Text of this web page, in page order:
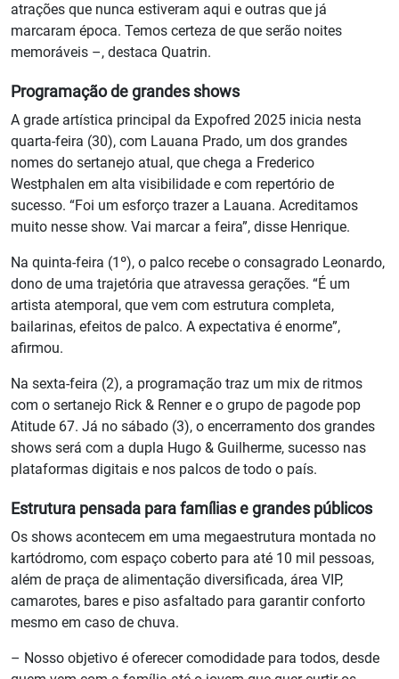
atrações que nunca estiveram aqui e outras que já
marcaram época. Temos certeza de que serão noites
memoráveis –, destaca Quatrin.
Programação de grandes shows
A grade artística principal da Expofred 2025 inicia nesta
quarta-feira (30), com Lauana Prado, um dos grandes
nomes do sertanejo atual, que chega a Frederico
Westphalen em alta visibilidade e com repertório de
sucesso. “Foi um esforço trazer a Lauana. Acreditamos
muito nesse show. Vai marcar a feira”, disse Henrique.
Na quinta-feira (1º), o palco recebe o consagrado Leonardo,
dono de uma trajetória que atravessa gerações. “É um
artista atemporal, que vem com estrutura completa,
bailarinas, efeitos de palco. A expectativa é enorme”,
afirmou.
Na sexta-feira (2), a programação traz um mix de ritmos
com o sertanejo Rick & Renner e o grupo de pagode pop
Atitude 67. Já no sábado (3), o encerramento dos grandes
shows será com a dupla Hugo & Guilherme, sucesso nas
plataformas digitais e nos palcos de todo o país.
Estrutura pensada para famílias e grandes públicos
Os shows acontecem em uma megaestrutura montada no
kartódromo, com espaço coberto para até 10 mil pessoas,
além de praça de alimentação diversificada, área VIP,
camarotes, bares e piso asfaltado para garantir conforto
mesmo em caso de chuva.
– Nosso objetivo é oferecer comodidade para todos, desde